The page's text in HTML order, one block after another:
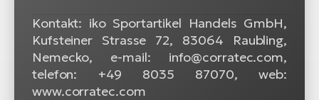
Kontakt: iko Sportartikel Handels GmbH,
Kufsteiner Strasse 72, 83064 Raubling,
Nemecko, e-mail: info@corratec.com,
telefon: +49 8035 87070, web:
www.corratec.com